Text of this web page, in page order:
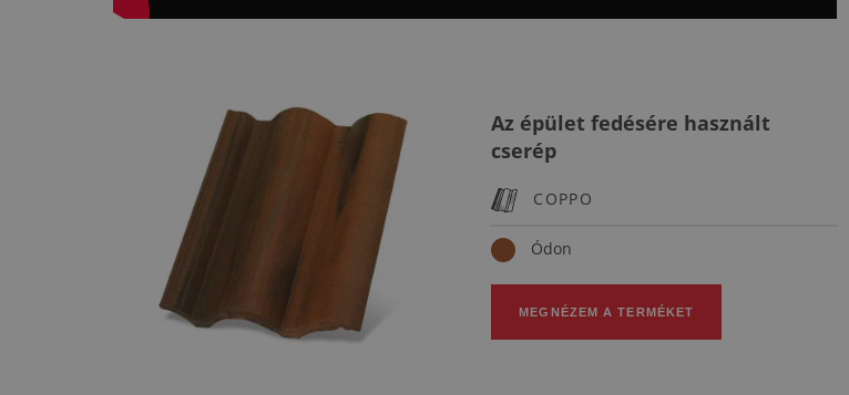
Az épület fedésére használt
cserép
COPPO
Ódon
MEGNÉZEM A TERMÉKET